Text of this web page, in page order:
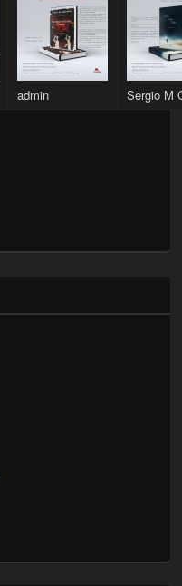
admin Sergio M